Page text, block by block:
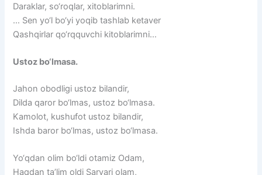
Daraklar, so‘roqlar, xitoblarimni.
… Sen yo‘l bo‘yi yoqib tashlab ketaver
Qashqirlar qo‘rqquvchi kitoblarimni…
Ustoz bo‘lmasa.
Jahon obodligi ustoz bilandir,
Dilda qaror bo‘lmas, ustoz bo‘lmasa.
Kamolot, kushufot ustoz bilandir,
Ishda baror bo‘lmas, ustoz bo‘lmasa.
Yo‘qdan olim bo‘ldi otamiz Odam,
Haqdan ta’lim oldi Sarvari olam,